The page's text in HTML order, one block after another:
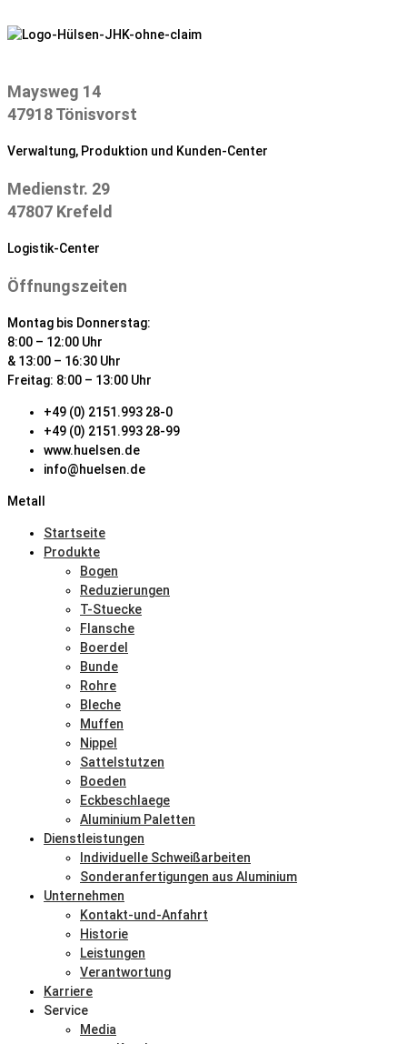
Inhalt
Maysweg 14
47918 Tönisvorst
Verwaltung, Produktion und Kunden-Center
Medienstr. 29
47807 Krefeld
Logistik-Center
Öffnungszeiten
Montag bis Donnerstag:
8:00 – 12:00 Uhr
& 13:00 – 16:30 Uhr
Freitag: 8:00 – 13:00 Uhr
+49 (0) 2151.993 28-0
+49 (0) 2151.993 28-99
www.huelsen.de
info@huelsen.de
Metall
Startseite
Produkte
Bogen
Reduzierungen
T-Stuecke
Flansche
Boerdel
Bunde
Rohre
Bleche
Muffen
Nippel
Sattelstutzen
Boeden
Eckbeschlaege
Aluminium Paletten
Dienstleistungen
Individuelle Schweißarbeiten
Sonderanfertigungen aus Aluminium
Unternehmen
Kontakt-und-Anfahrt
Historie
Leistungen
Verantwortung
Karriere
Service
Media